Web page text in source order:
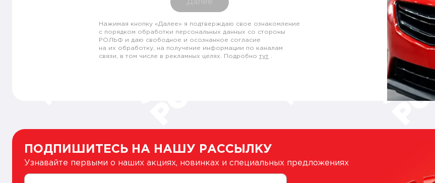
Далее
Нажимая кнопку «Далее» я подтверждаю свое ознакомление
с порядком обработки персональных данных со стороны
РОЛЬФ и даю свободное и осознанное согласие
на их обработку, на получение информации по каналам
связи, в том числе в рекламных целях. Подробно тут
ПОДПИШИТЕСЬ НА НАШУ РАССЫЛКУ
Узнавайте первыми о наших акциях, новинках и специальных предложениях